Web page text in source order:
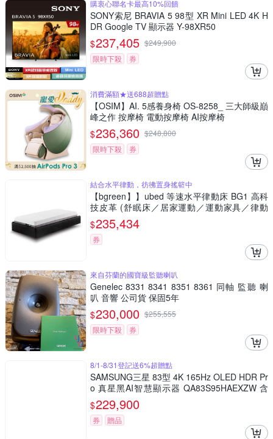
購衷心聯名卡最高10%回饋
SONY索尼 BRAVIA 5 98型 XR Mini LED 4K H
DR Google TV 顯示器 Y-98XR50
$237,405 $249,900
限時下殺
券
消費滿額★送688超贈點
【OSIM】AI. 5感養身椅 OS-8258_ 三大師級巔
峰之作 按摩椅 電動按摩椅 AI按摩椅
$236,360 $248,800
限時下殺
券
結合水平律動，彷彿置身搖籃中
【bgreen】】ubed 等速水平律動床 BG1 高科
技皮革 (舒眠床／居家運動／運動家具／律動
機)
$235,434
券
來自芬蘭的國寶級監聽喇叭
Genelec 8331 8341 8351 8361 同軸 監聽 喇
叭 音響 公司貨 保固5年
$230,000 $255,555
限時下殺
券
8/1-8/31登記送6%超贈點
SAMSUNG三星 83型 4K 165Hz OLED HDR Pr
o 真星黑AI智慧顯示器 QA83S95HAEXZW 含
基本安裝
$229,900
券 贈品